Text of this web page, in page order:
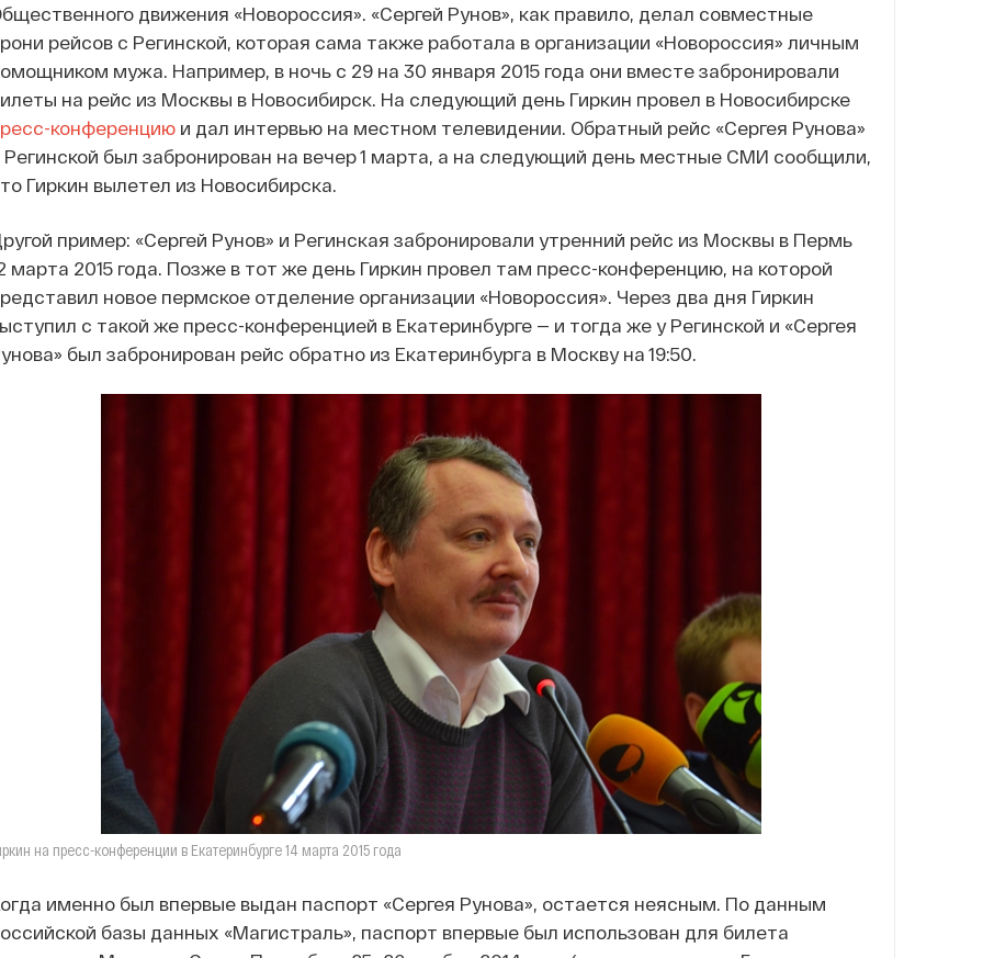
движения «Новороссия». «Сергей Рунов», как правило, делал совместные
рейсов с Регинской, которая сама также работала в организации «Новороссия» личным
мужа. Например, в ночь с 29 на 30 января 2015 года они вместе забронировали
на рейс из Москвы в Новосибирск. На следующий день Гиркин провел в Новосибирске
конференцию и дал интервью на местном телевидении. Обратный рейс «Сергея Рунова»
Регинской был забронирован на вечер 1 марта, а на следующий день местные СМИ сообщили,
Гиркин вылетел из Новосибирска.
пример: «Сергей Рунов» и Регинская забронировали утренний рейс из Москвы в Пермь
марта 2015 года. Позже в тот же день Гиркин провел там пресс-конференцию, на которой
новое пермское отделение организации «Новороссия». Через два дня Гиркин
с такой же пресс-конференцией в Екатеринбурге — и тогда же у Регинской и «Сергея
был забронирован рейс обратно из Екатеринбурга в Москву на 19:50.
на пресс-конференции в Екатеринбурге 14 марта 2015 года
именно был впервые выдан паспорт «Сергея Рунова», остается неясным. По данным
базы данных «Магистраль», паспорт впервые был использован для билета